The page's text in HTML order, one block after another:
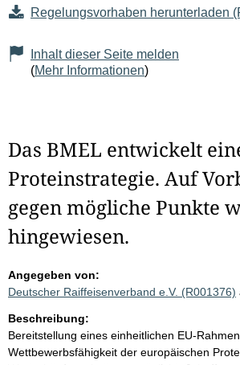
Regelungsvorhaben herunterladen
Inhalt dieser Seite melden
(Mehr Informationen)
Das BMEL entwickelt
Proteinstrategie. Auf
gegen mögliche Punkte
hingewiesen.
Angegeben von:
Deutscher Raiffeisenverband e.V. (R001376)
Beschreibung:
Bereitstellung eines einheitlichen EU-
Wettbewerbsfähigkeit der europäischen